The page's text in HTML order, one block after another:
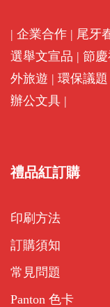
| 企業合作 | 尾牙
選舉文宣品 | 節
外旅遊 | 環保議題
辦公文具 |
禮品紅訂購
印刷方法
訂購須知
常見問題
Panton 色卡